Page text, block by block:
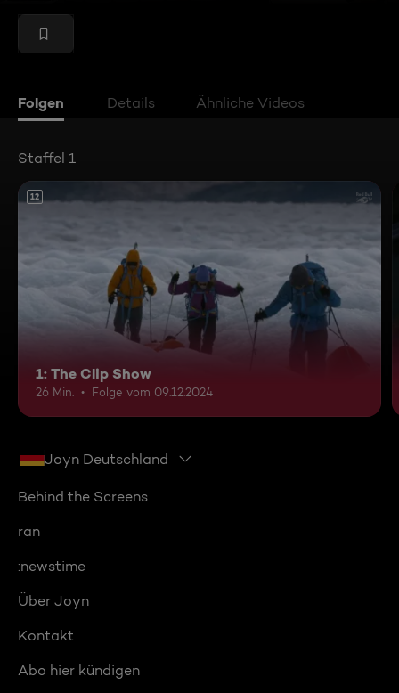
Folgen Details Ähnliche Videos
Staffel 1
12
1: The Clip Show
26 Min. Folge vom 09.12.2024
Joyn Deutschland
Behind the Screens
ran
:newstime
Über Joyn
Kontakt
Abo hier kündigen